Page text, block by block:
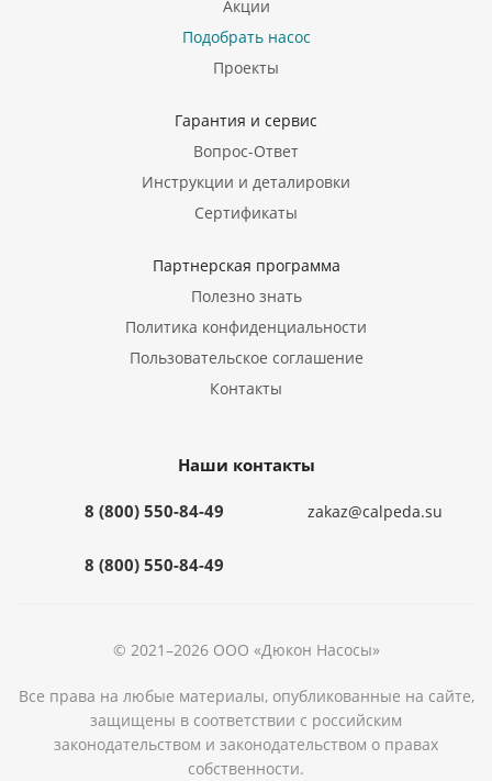
Акции
Подобрать насос
Проекты
Гарантия и сервис
Вопрос-Ответ
Инструкции и деталировки
Сертификаты
Партнерская программа
Полезно знать
Политика конфиденциальности
Пользовательское соглашение
Контакты
Наши контакты
8 (800) 550-84-49
8 (800) 550-84-49
zakaz@calpeda.su
© 2021–2026 ООО «Дюкон Насосы»
Все права на любые материалы, опубликованные на сайте,
защищены в соответствии с российским
законодательством и законодательством о правах
собственности.